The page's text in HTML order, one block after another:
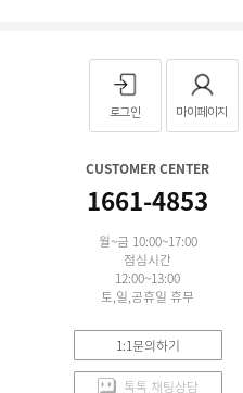
로그인 마이페이지
CUSTOMER CENTER
1661-4853
월~금 10:00~17:00
점심시간
12:00~13:00
토,일,공휴일 휴무
1:1문의하기
톡톡 채팅상담